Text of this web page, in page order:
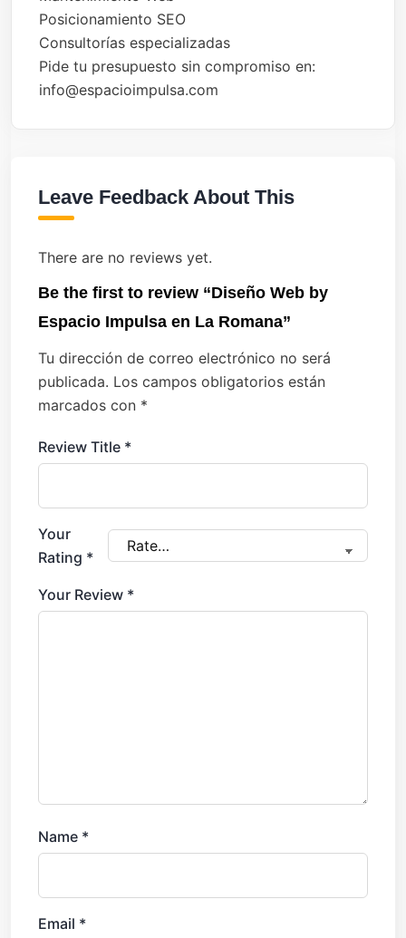
Posicionamiento SEO
Consultorías especializadas
Pide tu presupuesto sin compromiso en:
info@espacioimpulsa.com
Leave Feedback About This
There are no reviews yet.
Be the first to review “Diseño Web by
Espacio Impulsa en La Romana”
Tu dirección de correo electrónico no será
publicada. Los campos obligatorios están
marcados con *
Review Title *
Your
Rating *
Your Review *
Name *
Email *